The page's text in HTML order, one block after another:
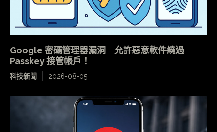
Google 密碼管理器漏洞 允許惡意軟件繞過
Passkey 接管帳戶！
科技新聞 2026-08-05